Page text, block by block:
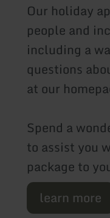
Our holiday
people and
including a
questions
at our
Spend a
to assist you
package to
learn more